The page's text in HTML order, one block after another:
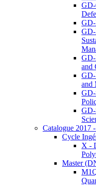
GD-
and
and
GD-
Catalogue 2017
Cycle
X -
Master